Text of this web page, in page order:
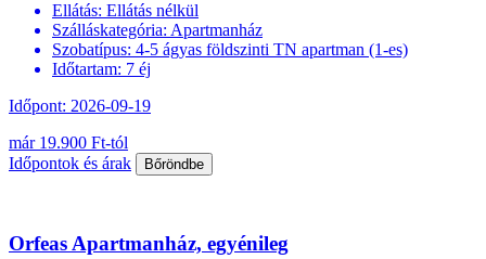
Ellátás: Ellátás nélkül
Szálláskategória: Apartmanház
Szobatípus: 4-5 ágyas földszinti TN apartman (1-es)
Időtartam: 7 éj
Időpont: 2026-09-19
már 19.900 Ft-tól
Időpontok és árak
Bőröndbe
Orfeas Apartmanház, egyénileg